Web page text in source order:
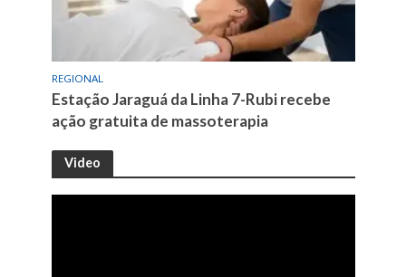
REGIONAL
Estação Jaraguá da Linha 7-Rubi recebe
ação gratuita de massoterapia
Video